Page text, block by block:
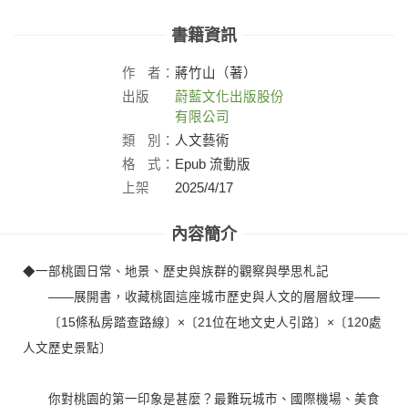
書籍資訊
作 者： 蔣竹山（著）
出版
蔚藍文化出版股份
有限公司
類
別： 人文藝術
格
式： Epub 流動版
上架
2025/4/17
內容簡介
◆一部桃園日常、地景、歷史與族群的觀察與學思札記
——展開書，收藏桃園這座城市歷史與人文的層層紋理——
〔15條私房踏查路線〕×〔21位在地文史人引路〕×〔120處
人文歷史景點〕
你對桃園的第一印象是甚麼？最難玩城市、國際機場、美食